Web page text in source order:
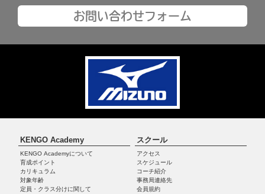
お問い合わせフォーム
KENGO Academy
KENGO Academyについて
育成ポイント
カリキュラム
対象年齢
定員・クラス分けに関して
スクール
アクセス
スケジュール
コーチ紹介
事務局連絡先
会員規約